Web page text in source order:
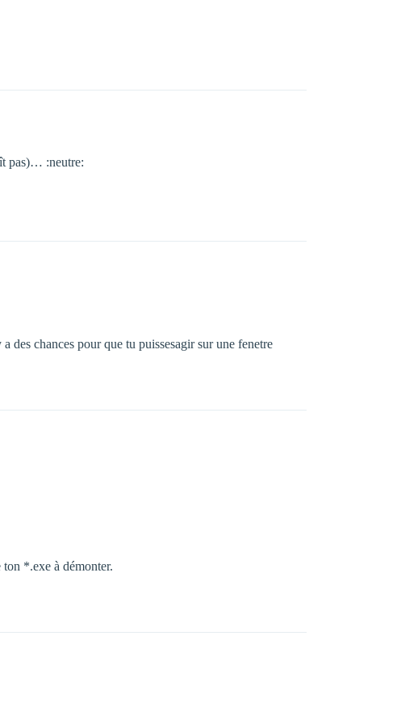
pas)… :neutre:
des chances pour que tu puissesagir sur une fenetre
ton *.exe à démonter.